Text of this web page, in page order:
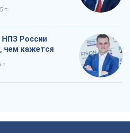
т.
НПЗ России
чем кажется
т.